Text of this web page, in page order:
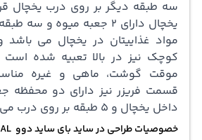
سه طبقه دیگر بر روی درب یخچال
یخچال دارای 2 جعبه میوه و
مواد غذاییتان در یخچال می
کوچک نیز در بالا تعبیه شده است
موقت گوشت، ماهی و غیره
قسمت فریزر نیز دارای دو محفظه
داخل یخچال و 5 طبقه بر روی درب می باشد.
خصوصیات طراحی در ساید بای ساید دوو DESIGHN